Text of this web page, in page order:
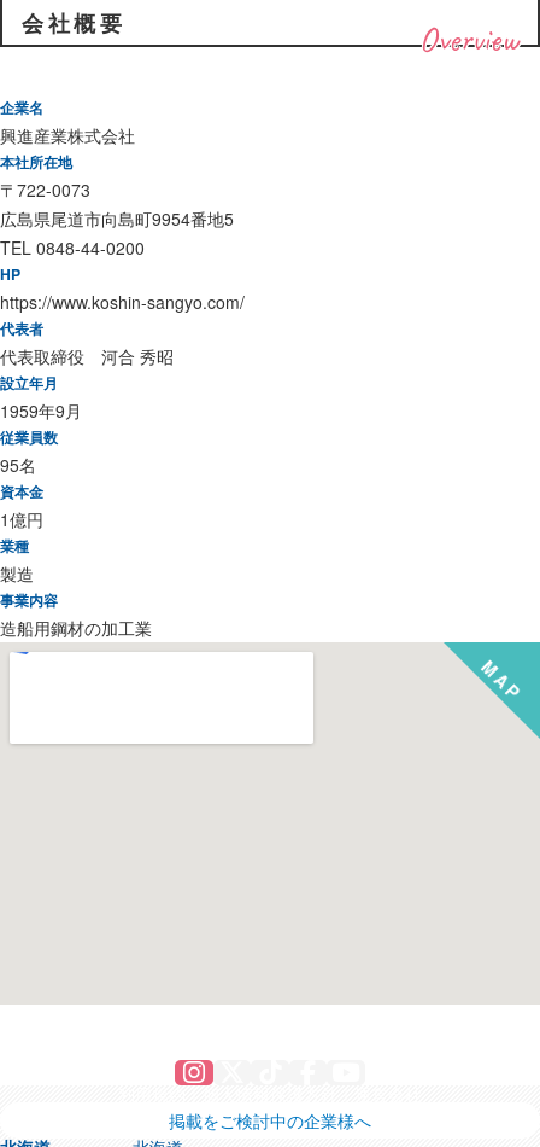
Overview
会社概要
企業名
興進産業株式会社
本社所在地
〒722-0073
広島県尾道市向島町9954番地5
TEL 0848-44-0200
HP
https://www.koshin-sangyo.com/
代表者
代表取締役 河合 秀昭
設立年月
1959年9月
従業員数
95名
資本金
1億円
業種
製造
事業内容
造船用鋼材の加工業
Instagram
X
掲載をご検討中の企業様へ